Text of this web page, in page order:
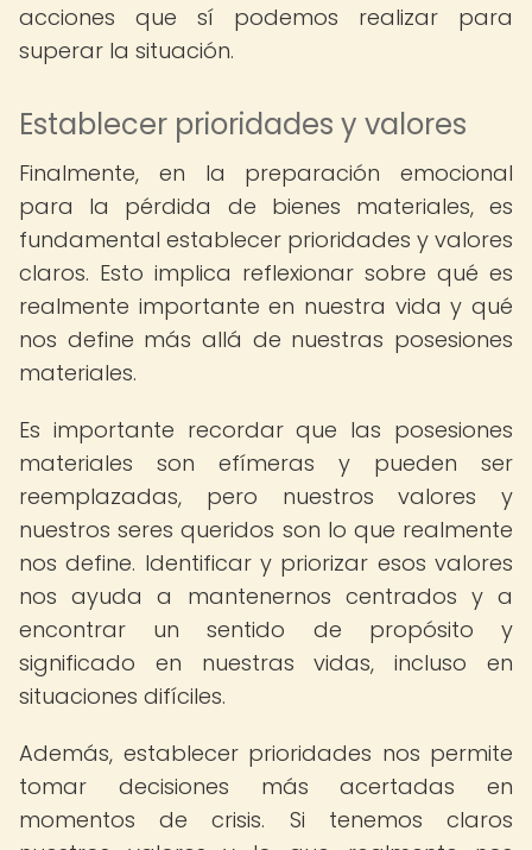
acciones que sí podemos realizar para
superar la situación.
Establecer prioridades y valores
Finalmente, en la preparación emocional
para la pérdida de bienes materiales, es
fundamental establecer prioridades y valores
claros. Esto implica reflexionar sobre qué es
realmente importante en nuestra vida y qué
nos define más allá de nuestras posesiones
materiales.
Es importante recordar que las posesiones
materiales son efímeras y pueden ser
reemplazadas, pero nuestros valores y
nuestros seres queridos son lo que realmente
nos define. Identificar y priorizar esos valores
nos ayuda a mantenernos centrados y a
encontrar un sentido de propósito y
significado en nuestras vidas, incluso en
situaciones difíciles.
Además, establecer prioridades nos permite
tomar decisiones más acertadas en
momentos de crisis. Si tenemos claros